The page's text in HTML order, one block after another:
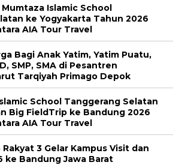
Islamic School
ke Yogyakarta Tahun 2026
AIA Tour Travel
Bagi Anak Yatim, Yatim Puatu,
SMP, SMA di Pesantren
Tarqiyah Primago Depok
School Tanggerang Selatan
Big FieldTrip ke Bandung 2026
AIA Tour Travel
3 Gelar Kampus Visit dan
ke Bandung Jawa Barat